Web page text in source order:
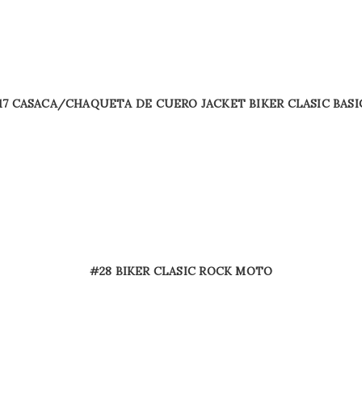
CASACA/CHAQUETA DE CUERO JACKET BIKER CLASIC
#28 BIKER CLASIC ROCK MOTO